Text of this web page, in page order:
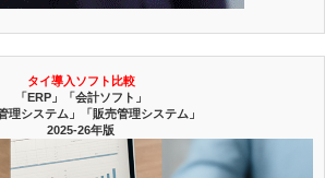
タイ導入ソフト比較
「ERP」「会計ソフト」
理システム」「販売管理システム」
2025-26年版